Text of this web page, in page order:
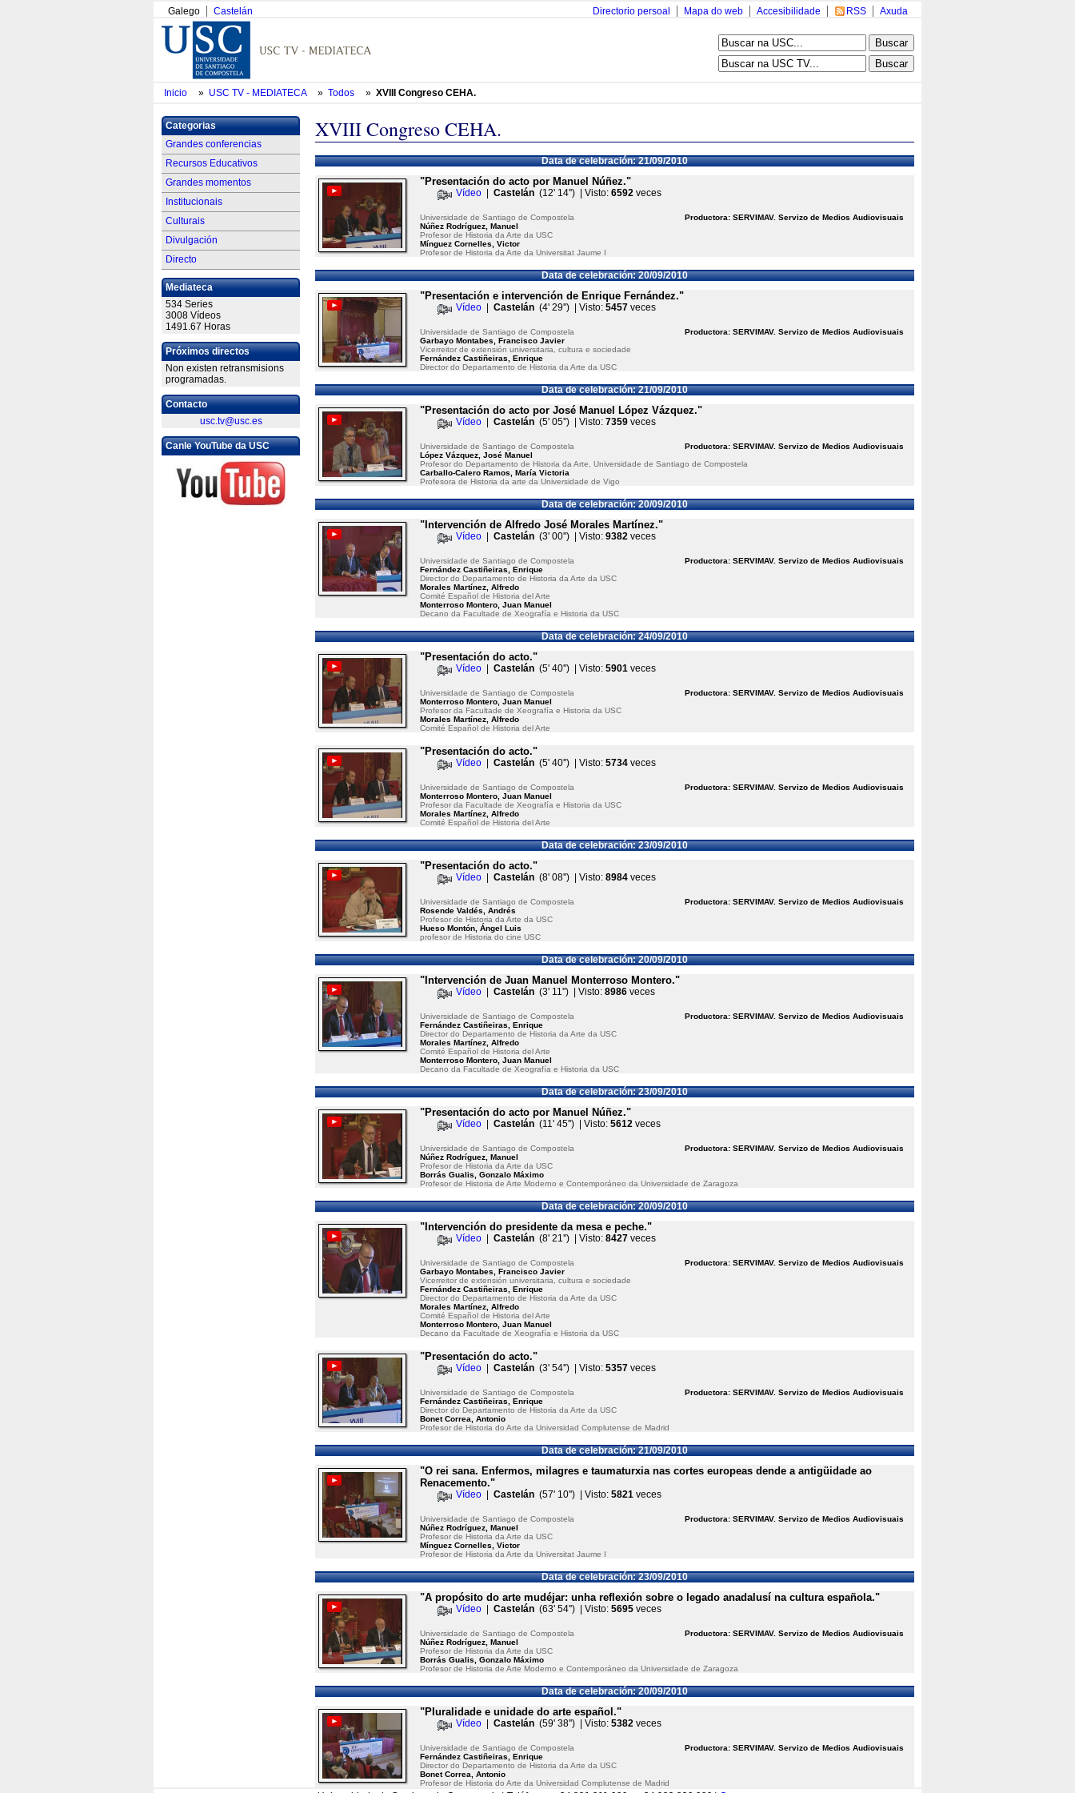
Galego Castelán Axuda
RSS
Accesibilidade
Mapa do web
Directorio persoal
Inicio » USC TV - MEDIATECA » Todos » XVIII Congreso CEHA.
Categorias
Grandes conferencias
Recursos Educativos
Grandes momentos
Institucionais
Culturais
Divulgación
Directo
Mediateca
534 Series
3008 Vídeos
1491.67 Horas
Próximos directos
Non existen retransmisions
programadas.
Contacto
usc.tv@usc.es
Canle YouTube da USC
XVIII Congreso CEHA.
Data de celebración: 21/09/2010
"Presentación do acto por Manuel Núñez."
Vídeo| Castelán(12' 14'') | Visto: 6592veces
Productora: SERVIMAV. Servizo de Medios Audiovisuais
Universidade de Santiago de Compostela
Núñez Rodríguez, Manuel
Profesor de Historia da Arte da USC
Mínguez Cornelles, Victor
Profesor de Historia da Arte da Universitat Jaume I
Data de celebración: 20/09/2010
"Presentación e intervención de Enrique Fernández."
Vídeo| Castelán(4' 29'') | Visto: 5457veces
Productora: SERVIMAV. Servizo de Medios Audiovisuais
Universidade de Santiago de Compostela
Garbayo Montabes, Francisco Javier
Vicerreitor de extensión universitaria, cultura e sociedade
Fernández Castiñeiras, Enrique
Director do Departamento de Historia da Arte da USC
Data de celebración: 21/09/2010
"Presentación do acto por José Manuel López Vázquez."
Vídeo| Castelán(5' 05'') | Visto: 7359veces
Productora: SERVIMAV. Servizo de Medios Audiovisuais
Universidade de Santiago de Compostela
López Vázquez, José Manuel
Profesor do Departamento de Historia da Arte, Universidade de Santiago de Compostela
Carballo-Calero Ramos, María Victoria
Profesora de Historia da arte da Universidade de Vigo
Data de celebración: 20/09/2010
"Intervención de Alfredo José Morales Martínez."
Vídeo| Castelán(3' 00'') | Visto: 9382veces
Productora: SERVIMAV. Servizo de Medios Audiovisuais
Universidade de Santiago de Compostela
Fernández Castiñeiras, Enrique
Director do Departamento de Historia da Arte da USC
Morales Martínez, Alfredo
Comité Español de Historia del Arte
Monterroso Montero, Juan Manuel
Decano da Facultade de Xeografía e Historia da USC
Data de celebración: 24/09/2010
"Presentación do acto."
Vídeo| Castelán(5' 40'') | Visto: 5901veces
Productora: SERVIMAV. Servizo de Medios Audiovisuais
Universidade de Santiago de Compostela
Monterroso Montero, Juan Manuel
Profesor da Facultade de Xeografía e Historia da USC
Morales Martínez, Alfredo
Comité Español de Historia del Arte
"Presentación do acto."
Vídeo| Castelán(5' 40'') | Visto: 5734veces
Productora: SERVIMAV. Servizo de Medios Audiovisuais
Universidade de Santiago de Compostela
Monterroso Montero, Juan Manuel
Profesor da Facultade de Xeografía e Historia da USC
Morales Martínez, Alfredo
Comité Español de Historia del Arte
Data de celebración: 23/09/2010
"Presentación do acto."
Vídeo| Castelán(8' 08'') | Visto: 8984veces
Productora: SERVIMAV. Servizo de Medios Audiovisuais
Universidade de Santiago de Compostela
Rosende Valdés, Andrés
Profesor de Historia da Arte da USC
Hueso Montón, Ángel Luis
profesor de Historia do cine USC
Data de celebración: 20/09/2010
"Intervención de Juan Manuel Monterroso Montero."
Vídeo| Castelán(3' 11'') | Visto: 8986veces
Productora: SERVIMAV. Servizo de Medios Audiovisuais
Universidade de Santiago de Compostela
Fernández Castiñeiras, Enrique
Director do Departamento de Historia da Arte da USC
Morales Martínez, Alfredo
Comité Español de Historia del Arte
Monterroso Montero, Juan Manuel
Decano da Facultade de Xeografía e Historia da USC
Data de celebración: 23/09/2010
"Presentación do acto por Manuel Núñez."
Vídeo| Castelán(11' 45'') | Visto: 5612veces
Productora: SERVIMAV. Servizo de Medios Audiovisuais
Universidade de Santiago de Compostela
Núñez Rodríguez, Manuel
Profesor de Historia da Arte da USC
Borrás Gualis, Gonzalo Máximo
Profesor de Historia de Arte Moderno e Contemporáneo da Universidade de Zaragoza
Data de celebración: 20/09/2010
"Intervención do presidente da mesa e peche."
Vídeo| Castelán(8' 21'') | Visto: 8427veces
Productora: SERVIMAV. Servizo de Medios Audiovisuais
Universidade de Santiago de Compostela
Garbayo Montabes, Francisco Javier
Vicerreitor de extensión universitaria, cultura e sociedade
Fernández Castiñeiras, Enrique
Director do Departamento de Historia da Arte da USC
Morales Martínez, Alfredo
Comité Español de Historia del Arte
Monterroso Montero, Juan Manuel
Decano da Facultade de Xeografía e Historia da USC
"Presentación do acto."
Vídeo| Castelán(3' 54'') | Visto: 5357veces
Productora: SERVIMAV. Servizo de Medios Audiovisuais
Universidade de Santiago de Compostela
Fernández Castiñeiras, Enrique
Director do Departamento de Historia da Arte da USC
Bonet Correa, Antonio
Profesor de Historia do Arte da Universidad Complutense de Madrid
Data de celebración: 21/09/2010
"O rei sana. Enfermos, milagres e taumaturxia nas cortes europeas dende a antigüidade ao
Renacemento."
Vídeo| Castelán(57' 10'') | Visto: 5821veces
Productora: SERVIMAV. Servizo de Medios Audiovisuais
Universidade de Santiago de Compostela
Núñez Rodríguez, Manuel
Profesor de Historia da Arte da USC
Mínguez Cornelles, Victor
Profesor de Historia da Arte da Universitat Jaume I
Data de celebración: 23/09/2010
"A propósito do arte mudéjar: unha reflexión sobre o legado anadalusí na cultura española."
Vídeo| Castelán(63' 54'') | Visto: 5695veces
Productora: SERVIMAV. Servizo de Medios Audiovisuais
Universidade de Santiago de Compostela
Núñez Rodríguez, Manuel
Profesor de Historia da Arte da USC
Borrás Gualis, Gonzalo Máximo
Profesor de Historia de Arte Moderno e Contemporáneo da Universidade de Zaragoza
Data de celebración: 20/09/2010
"Pluralidade e unidade do arte español."
Vídeo| Castelán(59' 38'') | Visto: 5382veces
Productora: SERVIMAV. Servizo de Medios Audiovisuais
Universidade de Santiago de Compostela
Fernández Castiñeiras, Enrique
Director do Departamento de Historia da Arte da USC
Bonet Correa, Antonio
Profesor de Historia do Arte da Universidad Complutense de Madrid